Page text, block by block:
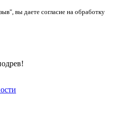
вы даете согласие на обработку